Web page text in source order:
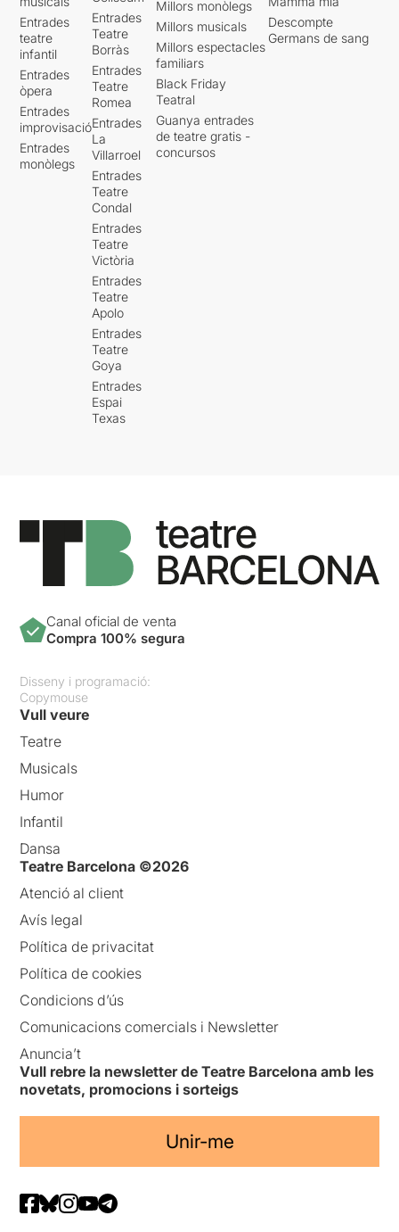
Entrades
teatre
infantil
Entrades
òpera
Entrades
improvisació
Entrades
monòlegs
Entrades
Teatre
Borràs
Entrades
Teatre
Romea
Entrades
La
Villarroel
Entrades
Teatre
Condal
Entrades
Teatre
Victòria
Entrades
Teatre
Apolo
Entrades
Teatre
Goya
Entrades
Espai
Texas
Millors monòlegs
Millors musicals
Millors espectacles
familiars
Black Friday
Teatral
Guanya entrades
de teatre gratis -
concursos
Descompte
Germans de sang
Canal oficial de venta
Compra 100% segura
Disseny i programació:
Copymouse
Vull veure
Teatre
Musicals
Humor
Infantil
Dansa
Teatre Barcelona ©2026
Atenció al client
Avís legal
Política de privacitat
Política de cookies
Condicions d’ús
Comunicacions comercials i Newsletter
Anuncia’t
Vull rebre la newsletter de Teatre Barcelona amb les
novetats, promocions i sorteigs
Unir-me